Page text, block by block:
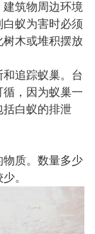
筑物周边环境
蚁为害时必须
木或堆积摆放
追踪蚁巢。台
，因为蚁巢一
括白蚁的排泄
质。数量多少
。